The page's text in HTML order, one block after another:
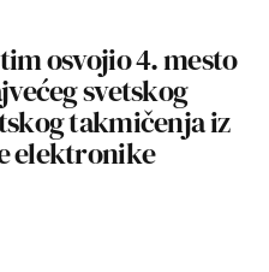
osvojio 4. mesto
svetskog
takmičenja iz
elektronike